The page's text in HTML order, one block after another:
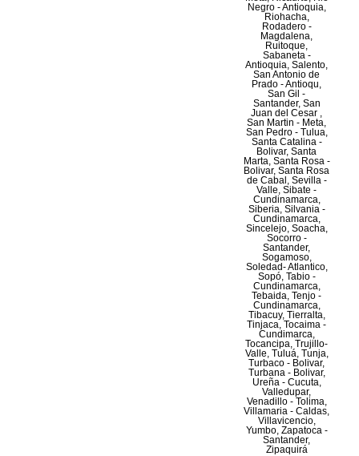
Negro - Antioquia,
Riohacha,
Rodadero -
Magdalena,
Ruitoque,
Sabaneta -
Antioquia, Salento,
San Antonio de
Prado - Antioqu,
San Gil -
Santander, San
Juan del Cesar ,
San Martin - Meta,
San Pedro - Tulua,
Santa Catalina -
Bolivar, Santa
Marta, Santa Rosa -
Bolivar, Santa Rosa
de Cabal, Sevilla -
Valle, Sibate -
Cundinamarca,
Siberia, Silvania -
Cundinamarca,
Sincelejo, Soacha,
Socorro -
Santander,
Sogamoso,
Soledad- Atlantico,
Sopó, Tabio -
Cundinamarca,
Tebaida, Tenjo -
Cundinamarca,
Tibacuy, Tierralta,
Tinjaca, Tocaima -
Cundimarca,
Tocancipa, Trujillo-
Valle, Tuluá, Tunja,
Turbaco - Bolivar,
Turbana - Bolivar,
Ureña - Cucuta,
Valledupar,
Venadillo - Tolima,
Villamaria - Caldas,
Villavicencio,
Yumbo, Zapatoca -
Santander,
Zipaquirá